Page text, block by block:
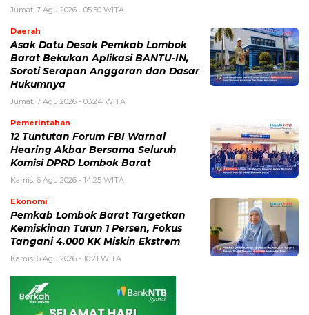
Jumat, 7 Agu 2026 - 05:50 WITA
Daerah
Asak Datu Desak Pemkab Lombok
Barat Bekukan Aplikasi BANTU-IN,
Soroti Serapan Anggaran dan Dasar
Hukumnya
Jumat, 7 Agu 2026 - 03:24 WITA
Pemerintahan
12 Tuntutan Forum FBI Warnai
Hearing Akbar Bersama Seluruh
Komisi DPRD Lombok Barat
Kamis, 6 Agu 2026 - 14:25 WITA
Ekonomi
Pemkab Lombok Barat Targetkan
Kemiskinan Turun 1 Persen, Fokus
Tangani 4.000 KK Miskin Ekstrem
Kamis, 6 Agu 2026 - 10:21 WITA